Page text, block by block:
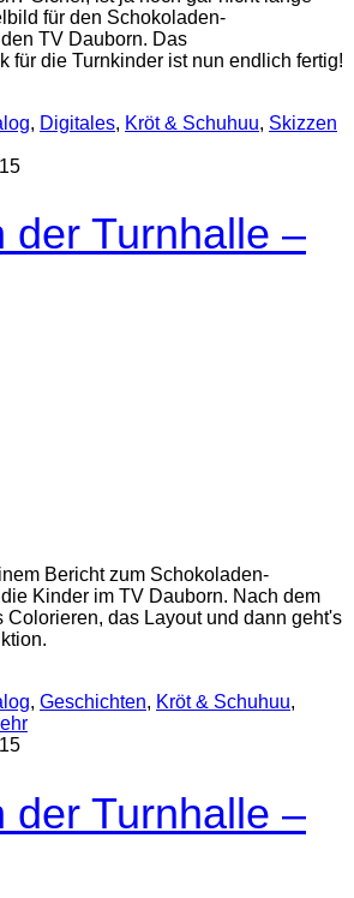
für den Schokoladen-
TV Dauborn. Das
für die Turnkinder ist nun endlich fertig!
, Digitales, Kröt & Schuhuu, Skizzen
der Turnhalle –
Bericht zum Schokoladen-
Kinder im TV Dauborn. Nach dem
Colorieren, das Layout und dann geht's
, Geschichten, Kröt & Schuhuu,
der Turnhalle –